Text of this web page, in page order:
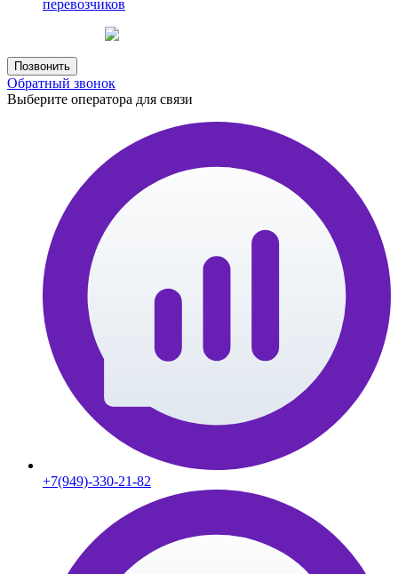
перевозчиков
Позвонить
Обратный звонок
Выберите оператора для связи
+7(949)-330-21-82